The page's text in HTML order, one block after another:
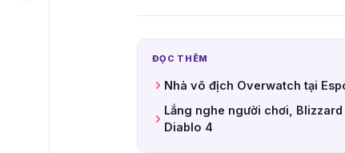
ĐỌC THÊM
Nhà vô địch Overwatch tại
Lắng nghe người chơi,
Diablo 4